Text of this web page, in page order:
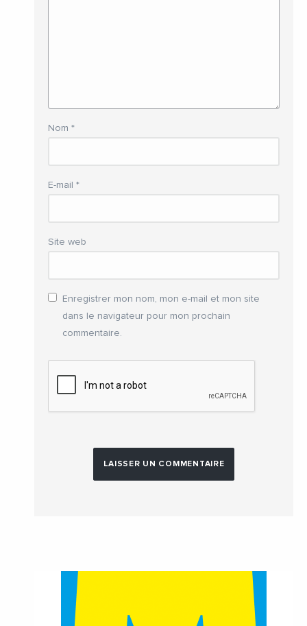
Nom *
E-mail *
Site web
Enregistrer mon nom, mon e-mail et mon site
dans le navigateur pour mon prochain
commentaire.